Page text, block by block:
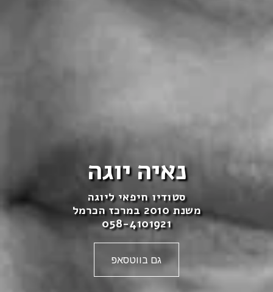
נאיה יוגה
סטודיו חיפאי ליוגה
משנת 2010 במרכז הכרמל
058-4101921
גם בווטסאפ